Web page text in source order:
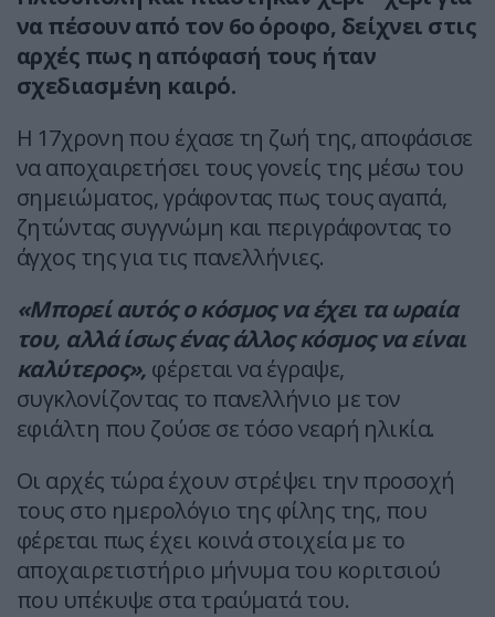
να πέσουν από τον 6ο όροφο, δείχνει στις
αρχές πως η απόφασή τους ήταν
σχεδιασμένη καιρό.
Η 17χρονη που έχασε τη ζωή της, αποφάσισε
να αποχαιρετήσει τους γονείς της μέσω του
σημειώματος, γράφοντας πως τους αγαπά,
ζητώντας συγγνώμη και περιγράφοντας το
άγχος της για τις πανελλήνιες.
«Μπορεί αυτός ο κόσμος να έχει τα ωραία
του, αλλά ίσως ένας άλλος κόσμος να είναι
καλύτερος», φέρεται να έγραψε,
συγκλονίζοντας το πανελλήνιο με τον
εφιάλτη που ζούσε σε τόσο νεαρή ηλικία.
Οι αρχές τώρα έχουν στρέψει την προσοχή
τους στο ημερολόγιο της φίλης της, που
φέρεται πως έχει κοινά στοιχεία με το
αποχαιρετιστήριο μήνυμα του κοριτσιού
που υπέκυψε στα τραύματά του.